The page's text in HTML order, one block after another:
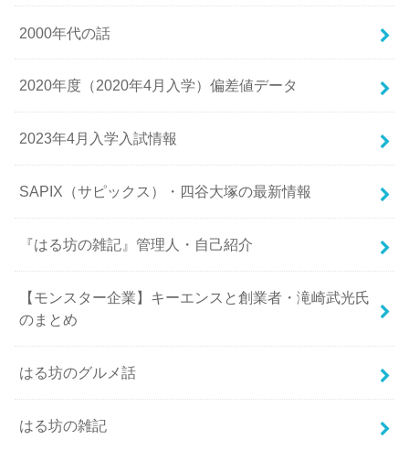
2000年代の話
2020年度（2020年4月入学）偏差値データ
2023年4月入学入試情報
SAPIX（サピックス）・四谷大塚の最新情報
『はる坊の雑記』管理人・自己紹介
【モンスター企業】キーエンスと創業者・滝崎武光氏
のまとめ
はる坊のグルメ話
はる坊の雑記